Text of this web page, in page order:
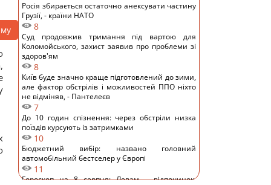
Росія збирається остаточно анексувати частину
Грузії, - країни НАТО
8
Суд продовжив тримання під вартою для
Коломойського, захист заявив про проблеми зі
здоров'ям
8
Київ буде значно краще підготовлений до зими,
але фактор обстрілів і можливостей ППО ніхто
не відміняв, - Пантелеєв
7
До 10 годин спізнення: через обстріли низка
поїздів курсують із затримками
10
Бюджетний вибір: названо головний
автомобільний бестселер у Європі
11
Гороскоп на 8 серпня: Левам – відпочинок,